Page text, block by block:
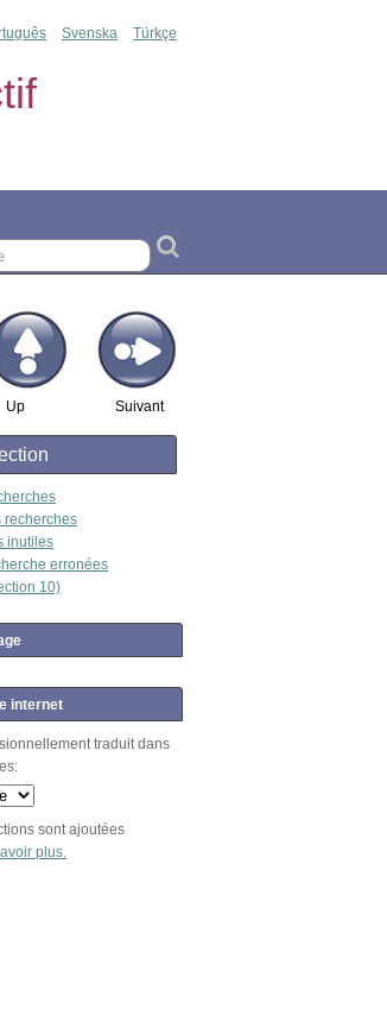
Svenska Türkçe
Up Suivant
recherches
inutiles
erronées
10)
internet
traduit dans
sont ajoutées
plus.